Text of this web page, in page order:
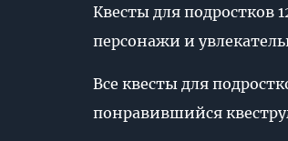
Квесты для подростков
персонажи и
Все квесты для
понравившийся